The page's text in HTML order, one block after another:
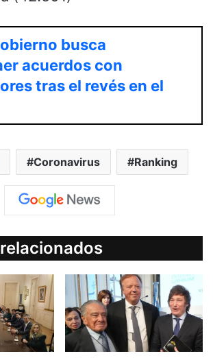
busca
acuerdos con
tras el revés en el
Coronavirus Ranking